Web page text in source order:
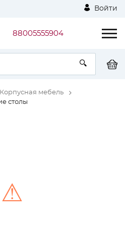
Войти
88005555904
Корпусная мебель
столы
⚠